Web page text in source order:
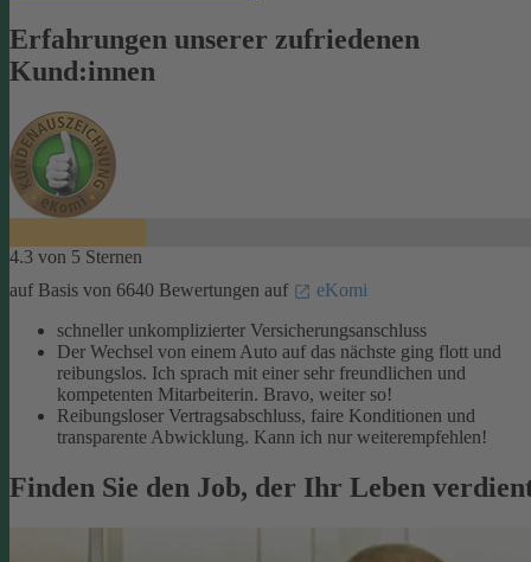
Erfahrungen unserer zufriedenen
Kund:innen
4.3 von 5 Sternen
auf Basis von 6640 Bewertungen auf
eKomi
schneller unkomplizierter Versicherungsanschluss
Der Wechsel von einem Auto auf das nächste ging flott und
reibungslos. Ich sprach mit einer sehr freundlichen und
kompetenten Mitarbeiterin. Bravo, weiter so!
Reibungsloser Vertragsabschluss, faire Konditionen und
transparente Abwicklung. Kann ich nur weiterempfehlen!
Finden Sie den Job, der Ihr Leben